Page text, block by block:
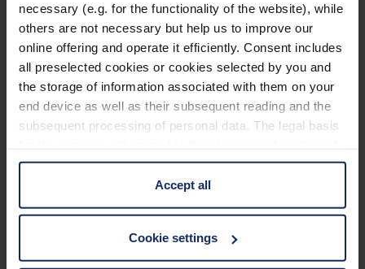
necessary (e.g. for the functionality of the website), while
others are not necessary but help us to improve our
online offering and operate it efficiently. Consent includes
all preselected cookies or cookies selected by you and
the storage of information associated with them on your
end device as well as their subsequent reading and the
subsequent processing of personal data. The legal basis
information is Art. 25 para. 1 TDDDG and with regard to
the processing of personal data Art. 6 para. 1 lit. a
GDPR. We also use cookies from third-party providers.
cases, the consent in these cases the transfer of data to
third countries, in particular to the U.S.A.
Accept all
Cookie settings
der Blendung durch Blocken von UV-Licht und
kurzwelligen, energiereichen Lichtanteilen.
Lieferbar in den Varianten 450 nm, 511 nm, 527
nm und 550 nm Kantenfilter, sowie jeweils
polarisiert.
Je nach Modell Belüftungsschlitze gegen
Lieferbar in verschiedenen Fassungsmodellen
und -größen oder als Vorhänger.
Auch als XL-Fassung zum Überziehen über die
eigene Korrektionsfassung erhältlich sowie als
Mehr erfahren
Technische Daten
Filter
Fassung